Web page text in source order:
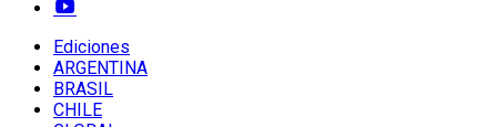
Ediciones
ARGENTINA
BRASIL
CHILE